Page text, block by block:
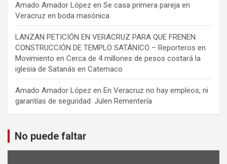
Amado Amador López en Se casa primera pareja en
Veracruz en boda masónica
LANZAN PETICIÓN EN VERACRUZ PARA QUE FRENEN
CONSTRUCCIÓN DE TEMPLO SATÁNICO – Reporteros en
Movimiento en Cerca de 4 millones de pesos costará la
iglesia de Satanás en Catemaco
Amado Amador López en En Veracruz no hay empleos, ni
garantías de seguridad: Julen Rementería
No puede faltar